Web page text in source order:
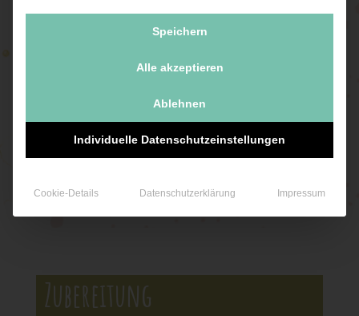
Ernährungs- & Verhaltenstipps
JETZT ANSCHAUEN
Zubereitung
Speichern
Alle akzeptieren
Ablehnen
Individuelle Datenschutzeinstellungen
Cookie-Details Datenschutzerklärung Impressum